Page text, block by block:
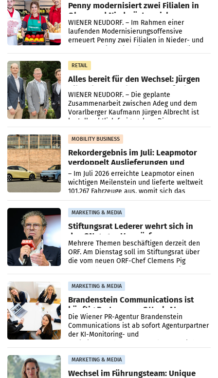
Penny modernisiert zwei Filialen in
Ober- und Niederösterreich
WIENER NEUDORF. – Im Rahmen einer
laufenden Modernisierungsoffensive
erneuert Penny zwei Filialen in Nieder- und
RETAIL
Alles bereit für den Wechsel: Jürgen
Albrecht setzt ab 1.1.2027 auf Adeg
WIENER NEUDORF. – Die geplante
Zusammenarbeit zwischen Adeg und dem
Vorarlberger Kaufmann Jürgen Albrecht ist
kartellrechtlich freigegeben: Die
Bundeswettbewerbsbehörde und der
Bundeskartellanwalt
MOBILITY BUSINESS
Rekordergebnis im Juli: Leapmotor
verdoppelt Auslieferungen und
überschreitet die 100.000er-Marke
– Im Juli 2026 erreichte Leapmotor einen
wichtigen Meilenstein und lieferte weltweit
101.267 Fahrzeuge aus, womit sich das
Ergebnis gegenüber Juli 2025 mehr als
verdoppelte (+102
MARKETING & MEDIA
Stiftungsrat Lederer wehrt sich in
den SN gegen Vorwürfe
Mehrere Themen beschäftigen derzeit den
ORF. Am Dienstag soll im Stiftungsrat über
die vom neuen ORF-Chef Clemens Pig
MARKETING & MEDIA
Brandenstein Communications ist
künftig Partner von OtterlyAI
Die Wiener PR-Agentur Brandenstein
Communications ist ab sofort Agenturpartner
der KI-Monitoring- und
MARKETING & MEDIA
Wechsel im Führungsteam: Unique